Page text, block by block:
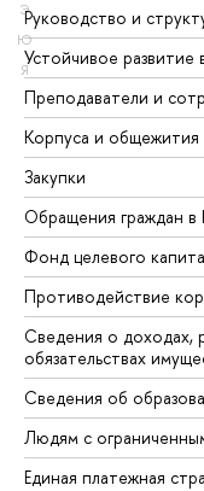
Э
Ю
Я
Руководство и
Устойчивое
Преподаватели и
Корпуса и общежития
Закупки
Обращения граждан
Фонд целевого
Противодействие
Сведения о доходах,
обязательствах
Сведения об
Людям с
Единая платежная